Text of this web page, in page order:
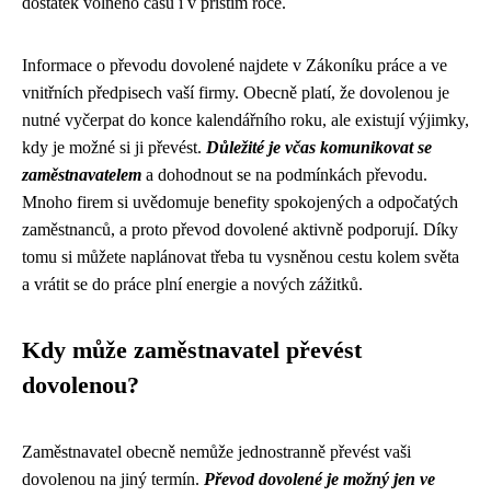
Informace o převodu dovolené najdete v Zákoníku práce a ve
vnitřních předpisech vaší firmy. Obecně platí, že dovolenou je
nutné vyčerpat do konce kalendářního roku, ale existují výjimky,
kdy je možné si ji převést. Důležité je včas komunikovat se
zaměstnavatelem a dohodnout se na podmínkách převodu.
Mnoho firem si uvědomuje benefity spokojených a odpočatých
zaměstnanců, a proto převod dovolené aktivně podporují. Díky
tomu si můžete naplánovat třeba tu vysněnou cestu kolem světa
a vrátit se do práce plní energie a nových zážitků.
Kdy může zaměstnavatel převést
dovolenou?
Zaměstnavatel obecně nemůže jednostranně převést vaši
dovolenou na jiný termín. Převod dovolené je možný jen ve